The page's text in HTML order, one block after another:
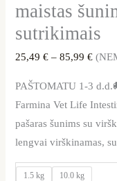
maistas
sutrikimais
25,49€ – 85,99€
PAŠTOMATU 1-3
Farmina Vet Life
pašaras šunims su
lengvai virškinamas,
1.5 kg 10.0 kg